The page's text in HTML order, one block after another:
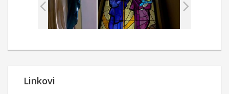
Linkovi